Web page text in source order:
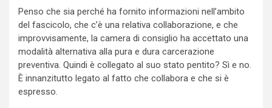
Penso che sia perché ha fornito informazioni nell’ambito
del fascicolo, che c’è una relativa collaborazione, e che
improvvisamente, la camera di consiglio ha accettato una
modalità alternativa alla pura e dura carcerazione
preventiva. Quindi è collegato al suo stato pentito? Sì e no.
È innanzitutto legato al fatto che collabora e che si è
espresso.